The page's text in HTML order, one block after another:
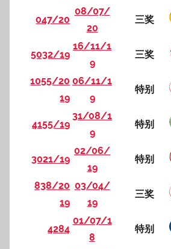
047/20
08/07/
20
三奖
5032/19
16/11/1
9
三奖
1055/20
19
06/11/1
9
特别
4155/19
31/08/1
9
特别
3021/19
02/06/
19
特别
838/20
19
03/04/
19
三奖
4284
01/07/1
8
特别